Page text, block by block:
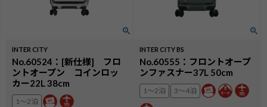
INTER CITY
No.60524：[新仕様] フロ
ントオープン コインロッ
カー22L 38cm
1〜2泊
INTER CITY BS
No.60555：フロントオープ
ンファスナー37L 50cm
1〜2泊 3〜4泊